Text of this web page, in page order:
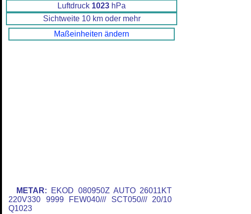
Luftdruck 1023 hPa
Sichtweite 10 km oder mehr
Maßeinheiten ändern
METAR: EKOD 080950Z AUTO 26011KT
220V330 9999 FEW040/// SCT050/// 20/10
Q1023